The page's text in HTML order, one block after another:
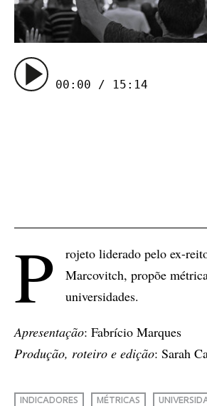
00:00 / 15:14
P
rojeto liderado pelo ex-
Marcovitch, propõe
universidades.
Apresentação: Fabrício Marques
Produção, roteiro e edição: Sarah
INDICADORES MÉTRICAS